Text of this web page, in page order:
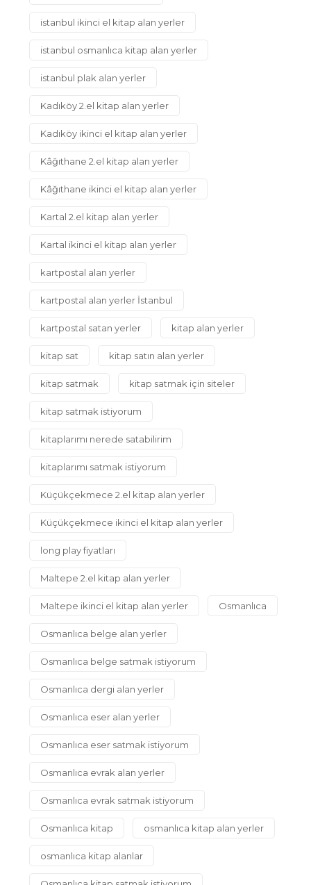
istanbul ikinci el kitap alan yerler
istanbul osmanlıca kitap alan yerler
istanbul plak alan yerler
Kadıköy 2.el kitap alan yerler
Kadıköy ikinci el kitap alan yerler
Kâğıthane 2.el kitap alan yerler
Kâğıthane ikinci el kitap alan yerler
Kartal 2.el kitap alan yerler
Kartal ikinci el kitap alan yerler
kartpostal alan yerler
kartpostal alan yerler İstanbul
kartpostal satan yerler kitap alan yerler
kitap sat kitap satın alan yerler
kitap satmak kitap satmak için siteler
kitap satmak istiyorum
kitaplarımı nerede satabilirim
kitaplarımı satmak istiyorum
Küçükçekmece 2.el kitap alan yerler
Küçükçekmece ikinci el kitap alan yerler
long play fiyatları
Maltepe 2.el kitap alan yerler
Maltepe ikinci el kitap alan yerler Osmanlıca
Osmanlıca belge alan yerler
Osmanlıca belge satmak istiyorum
Osmanlıca dergi alan yerler
Osmanlıca eser alan yerler
Osmanlıca eser satmak istiyorum
Osmanlıca evrak alan yerler
Osmanlıca evrak satmak istiyorum
Osmanlıca kitap osmanlıca kitap alan yerler
osmanlıca kitap alanlar